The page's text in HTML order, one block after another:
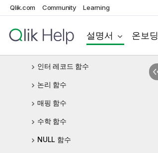
Qlik.com Community Learning
설명서 온보딩
일반 숫자 함수
특정 지역 관련 함수
인터 레코드 함수
논리 함수
매핑 함수
수학 함수
NULL 함수